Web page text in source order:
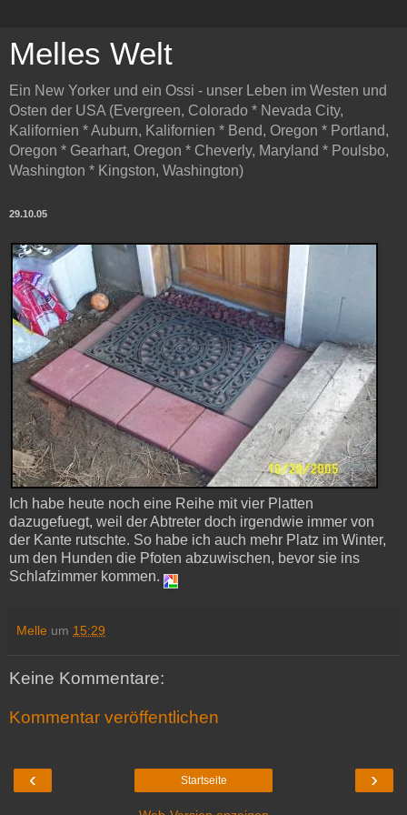
Melles Welt
Ein New Yorker und ein Ossi - unser Leben im Westen und
Osten der USA (Evergreen, Colorado * Nevada City,
Kalifornien * Auburn, Kalifornien * Bend, Oregon * Portland,
Oregon * Gearhart, Oregon * Cheverly, Maryland * Poulsbo,
Washington * Kingston, Washington)
29.10.05
Ich habe heute noch eine Reihe mit vier Platten
dazugefuegt, weil der Abtreter doch irgendwie immer von
der Kante rutschte. So habe ich auch mehr Platz im Winter,
um den Hunden die Pfoten abzuwischen, bevor sie ins
Schlafzimmer kommen.
Melle um 15:29
Keine Kommentare:
Kommentar veröffentlichen
‹ ›
Startseite